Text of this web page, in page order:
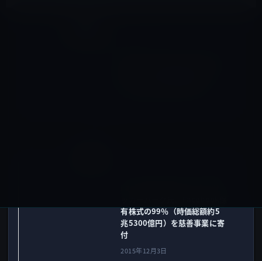
有株式の99％（時価総額約5
兆5300億円）を慈善事業に寄
付
2015年12月3日